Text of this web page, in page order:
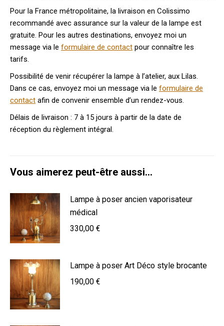
Pour la France métropolitaine, la livraison en Colissimo
recommandé avec assurance sur la valeur de la lampe est
gratuite. Pour les autres destinations, envoyez moi un
message via le formulaire de contact pour connaître les
tarifs.
Possibilité de venir récupérer la lampe à l’atelier, aux Lilas.
Dans ce cas, envoyez moi un message via le formulaire de
contact afin de convenir ensemble d’un rendez-vous.
Délais de livraison : 7 à 15 jours à partir de la date de
réception du règlement intégral.
Vous aimerez peut-être aussi…
Lampe à poser ancien vaporisateur
médical
330,00 €
Lampe à poser Art Déco style brocante
190,00 €